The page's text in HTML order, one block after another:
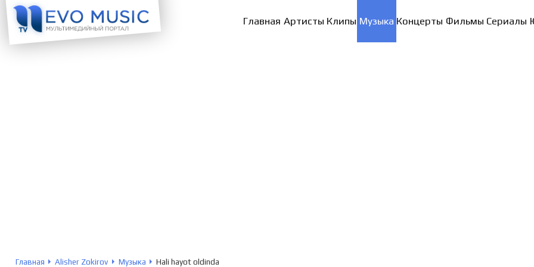
Главная Артисты Клипы Музыка Концерты Фильмы Сериалы
Главная Alisher Zokirov Музыка Hali hayot oldinda